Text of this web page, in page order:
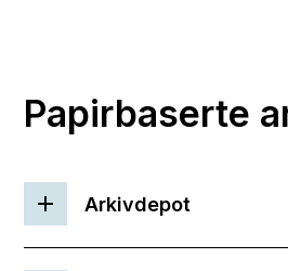
Papirbaserte
Arkivdepot